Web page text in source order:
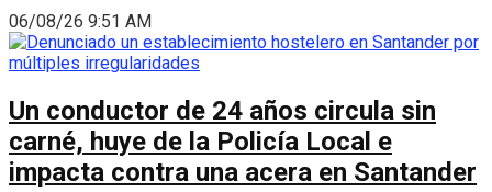
06/08/26 9:51 AM
Un conductor de 24 años circula sin
carné, huye de la Policía Local e
impacta contra una acera en Santander